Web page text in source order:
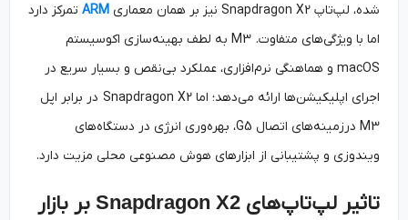
شده، لپ‌تاپ Snapdragon X2 نیز بر همان معماری
ARMتمرکز دارد
اما با ویژگی‌های متفاوت. M3 به لطف بهینه‌سازی اکوسیستم
macOS و هماهنگی نرم‌افزاری، عملکرد بی‌نقص و بسیار سریع در
اجرای اپلیکیشن‌ها ارائه می‌دهد؛ اما Snapdragon X2 در برابر اپل
M3 درزمینه‌های اتصال G5، بهره‌وری انرژی در دستگاه‌های
ویندوزی و پشتیبانی از ابزارهای هوش مصنوعی محلی مزیت دارد.
تاثیر لپ‌تاپ‌هایSnapdragon X2 بر بازار